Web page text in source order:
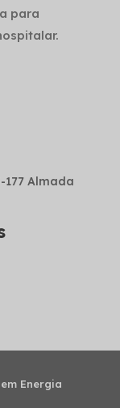
para
177 Almada
Energia